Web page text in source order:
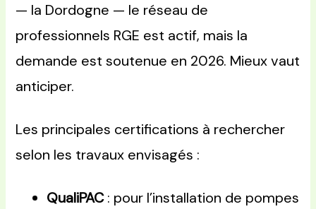
— la Dordogne — le réseau de
professionnels RGE est actif, mais la
demande est soutenue en 2026. Mieux vaut
anticiper.
Les principales certifications à rechercher
selon les travaux envisagés :
QualiPAC: pour l’installation de pompes